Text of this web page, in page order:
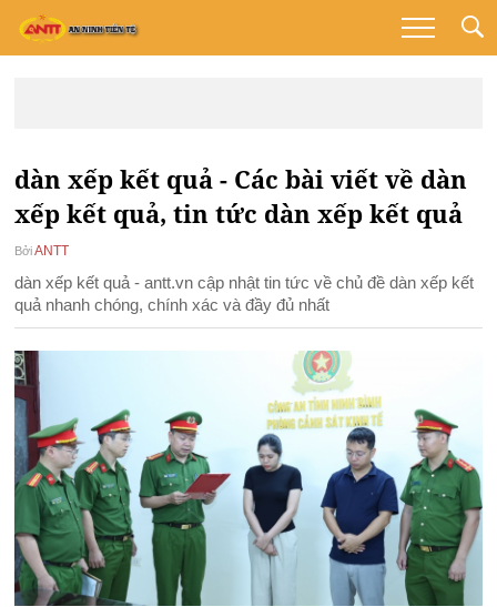
dàn xếp kết quả - Các bài viết về dàn
xếp kết quả, tin tức dàn xếp kết quả
Bởi ANTT
dàn xếp kết quả - antt.vn cập nhật tin tức về chủ đề dàn xếp kết
quả nhanh chóng, chính xác và đầy đủ nhất